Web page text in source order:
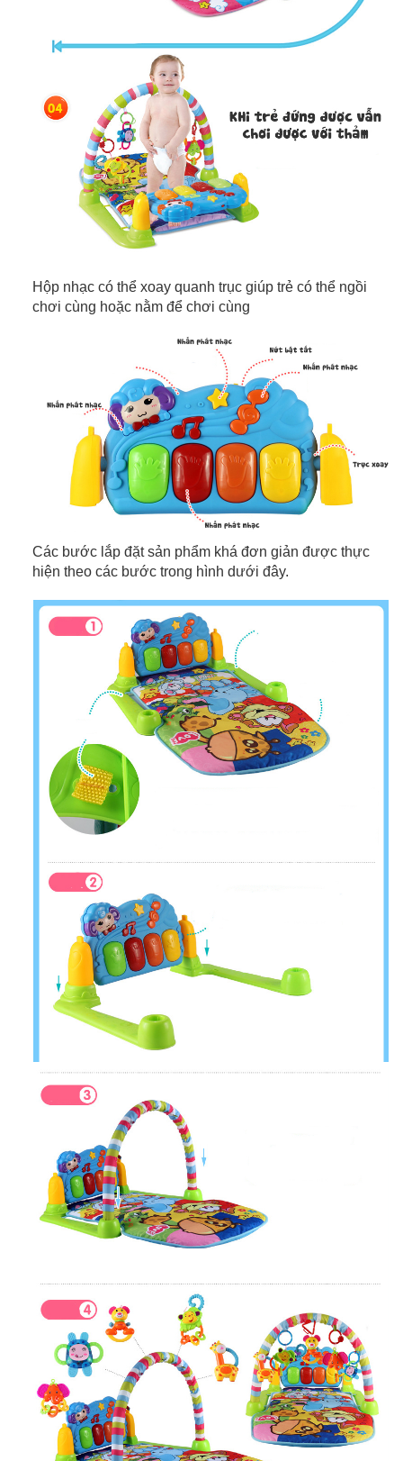
Hộp nhạc có thể xoay quanh trục giúp trẻ có thể ngồi
chơi cùng hoặc nằm để chơi cùng
Các bước lắp đặt sản phẩm khá đơn giản được thực
hiện theo các bước trong hình dưới đây.